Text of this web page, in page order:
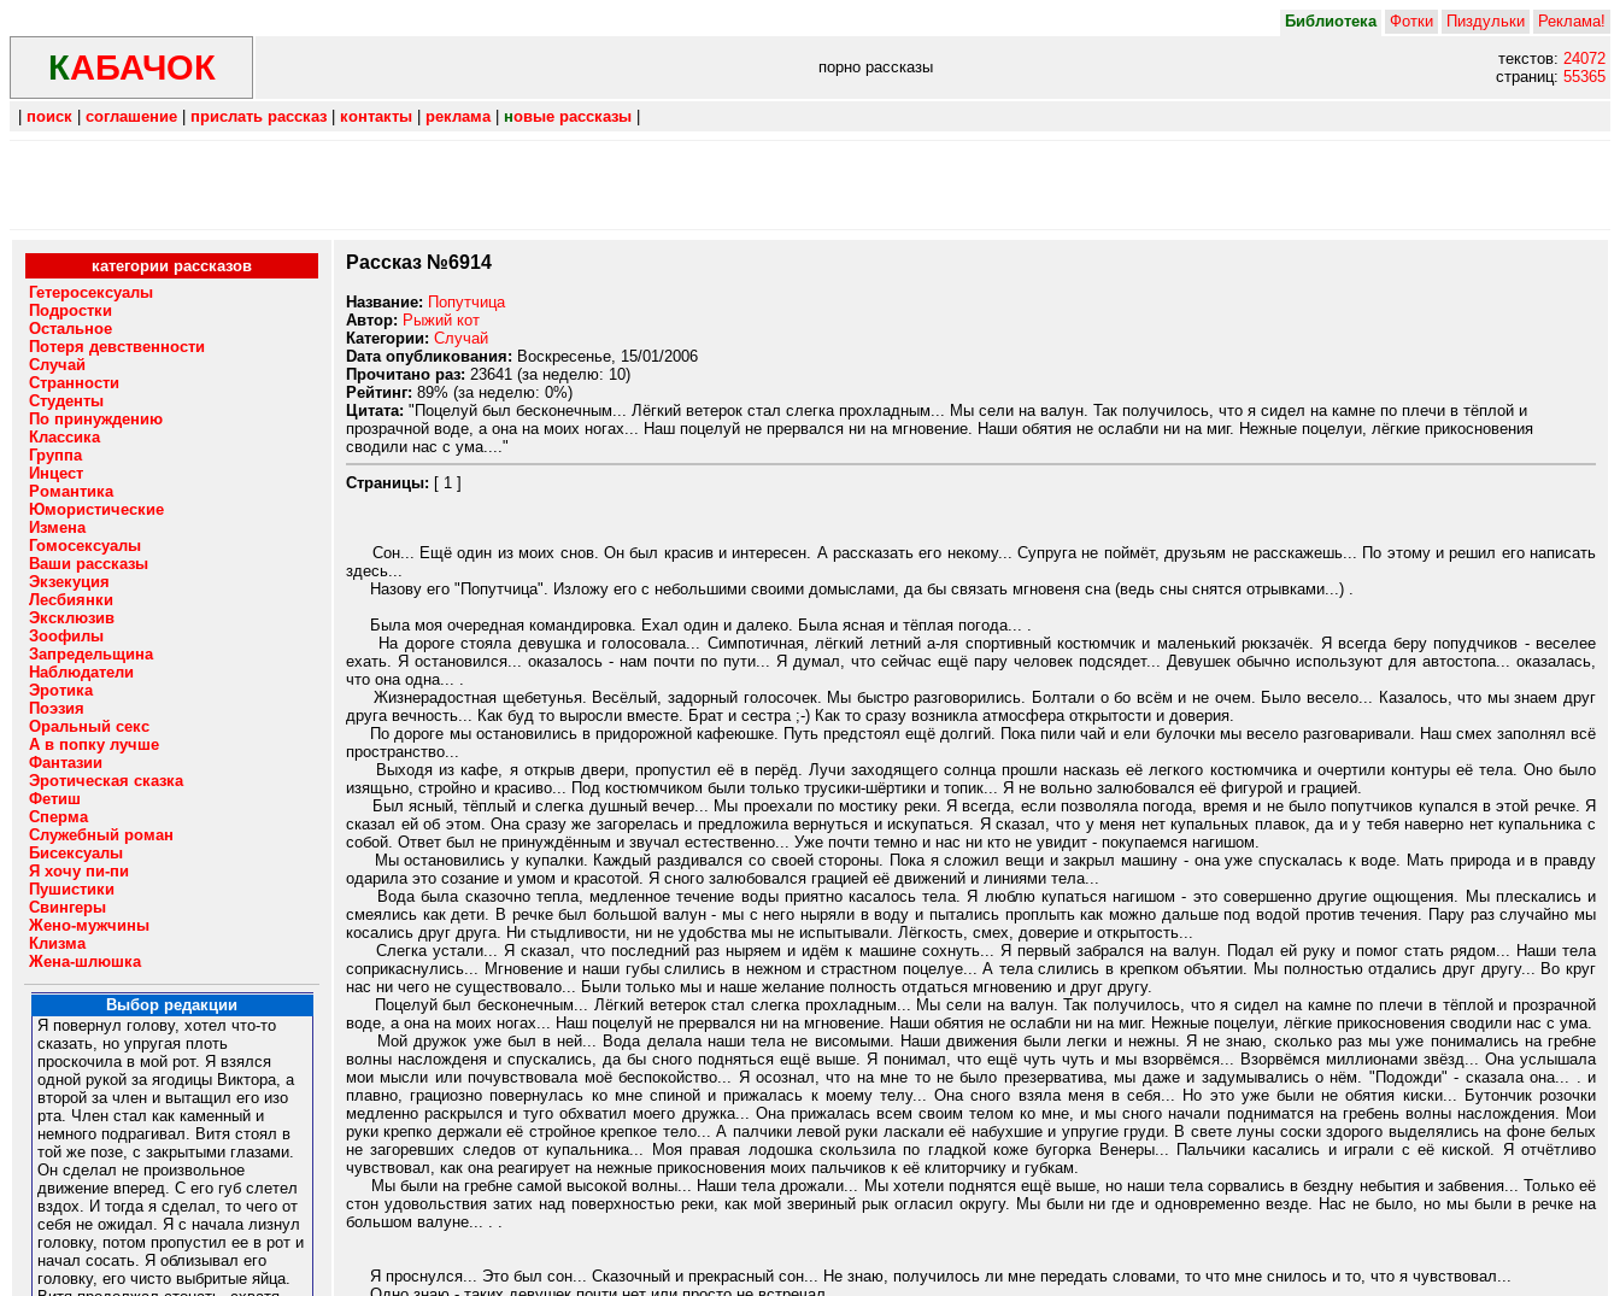
Библиотека Фотки Пиздульки Реклама!
КАБАЧОК порно рассказы текстов: 24072
страниц: 55365
поиск соглашение прислать рассказ контакты реклама| новые рассказы
категории рассказов
Гетеросексуалы
Подростки
Остальное
Потеря девственности
Случай
Странности
Студенты
По принуждению
Классика
Группа
Инцест
Романтика
Юмористические
Измена
Гомосексуалы
Ваши рассказы
Экзекуция
Лесбиянки
Эксклюзив
Зоофилы
Запредельщина
Наблюдатели
Эротика
Поэзия
Оральный секс
А в попку лучше
Фантазии
Эротическая сказка
Фетиш
Сперма
Служебный роман
Бисексуалы
Я хочу пи-пи
Пушистики
Свингеры
Жено-мужчины
Клизма
Жена-шлюшка
Выбор редакции
Я повернул голову, хотел что-то
сказать, но упругая плоть
проскочила в мой рот. Я взялся
одной рукой за ягодицы Виктора, а
второй за член и вытащил его изо
рта. Член стал как каменный и
немного подрагивал. Витя стоял в
той же позе, с закрытыми глазами.
Он сделал не произвольное
движение вперед. С его губ слетел
вздох. И тогда я сделал, то чего от
себя не ожидал. Я с начала лизнул
головку, потом пропустил ее в рот и
начал сосать. Я облизывал его
головку, его чисто выбритые яйца.
Рассказ №6914
Название: Попутчица
Автор: Рыжий кот
Категории: Случай
Dата опубликования: Воскресенье, 15/01/2006
Прочитано раз: 23641 (за неделю: 10)
Рейтинг: 89% (за неделю: 0%)
Цитата: "Поцелуй был бесконечным... Лёгкий ветерок стал слегка прохладным... Мы сели на валун. Так получилось, что я сидел на камне по плечи в тёплой и
прозрачной воде, а она на моих ногах... Наш поцелуй не прервался ни на мгновение. Наши обятия не ослабли ни на миг. Нежные поцелуи, лёгкие прикосновения
сводили нас с ума...."
Страницы: [ 1 ]
Сон... Ещё один из моих снов. Он был красив и интересен. А рассказать его некому... Супруга не поймёт, друзьям не расскажешь... По этому и решил его написать
здесь...
Назову его "Попутчица". Изложу его с небольшими своими домыслами, да бы связать мгновеня сна (ведь сны снятся отрывками...) .
Была моя очередная командировка. Ехал один и далеко. Была ясная и тёплая погода... .
На дороге стояла девушка и голосовала... Симпотичная, лёгкий летний а-ля спортивный костюмчик и маленький рюкзачёк. Я всегда беру попудчиков - веселее
ехать. Я остановился... оказалось - нам почти по пути... Я думал, что сейчас ещё пару человек подсядет... Девушек обычно используют для автостопа... оказалась,
что она одна... .
Жизнерадостная щебетунья. Весёлый, задорный голосочек. Мы быстро разговорились. Болтали о бо всём и не очем. Было весело... Казалось, что мы знаем друг
друга вечность... Как буд то выросли вместе. Брат и сестра ;-) Как то сразу возникла атмосфера открытости и доверия.
По дороге мы остановились в придорожной кафеюшке. Путь предстоял ещё долгий. Пока пили чай и ели булочки мы весело разговаривали. Наш смех заполнял всё
пространство...
Выходя из кафе, я открыв двери, пропустил её в перёд. Лучи заходящего солнца прошли насказь её легкого костюмчика и очертили контуры её тела. Оно было
изящьно, стройно и красиво... Под костюмчиком были только трусики-шёртики и топик... Я не вольно залюбовался её фигурой и грацией.
Был ясный, тёплый и слегка душный вечер... Мы проехали по мостику реки. Я всегда, если позволяла погода, время и не было попутчиков купался в этой речке. Я
сказал ей об этом. Она сразу же загорелась и предложила вернуться и искупаться. Я сказал, что у меня нет купальных плавок, да и у тебя наверно нет купальника с
собой. Ответ был не принуждённым и звучал естественно... Уже почти темно и нас ни кто не увидит - покупаемся нагишом.
Мы остановились у купалки. Каждый раздивался со своей стороны. Пока я сложил вещи и закрыл машину - она уже спускалась к воде. Мать природа и в правду
одарила это созание и умом и красотой. Я сного залюбовался грацией её движений и линиями тела...
Вода была сказочно тепла, медленное течение воды приятно касалось тела. Я люблю купаться нагишом - это совершенно другие ощющения. Мы плескались и
смеялись как дети. В речке был большой валун - мы с него ныряли в воду и пытались проплыть как можно дальше под водой против течения. Пару раз случайно мы
косались друг друга. Ни стыдливости, ни не удобства мы не испытывали. Лёгкость, смех, доверие и открытость...
Слегка устали... Я сказал, что последний раз ныряем и идём к машине сохнуть... Я первый забрался на валун. Подал ей руку и помог стать рядом... Наши тела
соприкаснулись... Мгновение и наши губы слились в нежном и страстном поцелуе... А тела слились в крепком объятии. Мы полностью отдались друг другу... Во круг
нас ни чего не существовало... Были только мы и наше желание полность отдаться мгновению и друг другу.
Поцелуй был бесконечным... Лёгкий ветерок стал слегка прохладным... Мы сели на валун. Так получилось, что я сидел на камне по плечи в тёплой и прозрачной
воде, а она на моих ногах... Наш поцелуй не прервался ни на мгновение. Наши обятия не ослабли ни на миг. Нежные поцелуи, лёгкие прикосновения сводили нас с ума.
Мой дружок уже был в ней... Вода делала наши тела не висомыми. Наши движения были легки и нежны. Я не знаю, сколько раз мы уже понимались на гребне
волны насложденя и спускались, да бы сного подняться ещё выше. Я понимал, что ещё чуть чуть и мы взорвёмся... Взорвёмся миллионами звёзд... Она услышала
мои мысли или почувствовала моё беспокойство... Я осознал, что на мне то не было презерватива, мы даже и задумывались о нём. "Подожди" - сказала она... . и
плавно, грациозно повернулась ко мне спиной и прижалась к моему телу... Она сного взяла меня в себя... Но это уже были не обятия киски... Бутончик розочки
медленно раскрылся и туго обхватил моего дружка... Она прижалась всем своим телом ко мне, и мы сного начали подниматся на гребень волны наслождения. Мои
руки крепко держали её стройное крепкое тело... А палчики левой руки ласкали её набухшие и упругие груди. В свете луны соски здорого выделялись на фоне белых
не загоревших следов от купальника... Моя правая лодошка скользила по гладкой коже бугорка Венеры... Пальчики касались и играли с её киской. Я отчётливо
чувствовал, как она реагирует на нежные прикосновения моих пальчиков к её клиторчику и губкам.
Мы были на гребне самой высокой волны... Наши тела дрожали... Мы хотели поднятся ещё выше, но наши тела сорвались в бездну небытия и забвения... Только её
стон удовольствия затих над поверхностью реки, как мой звериный рык огласил округу. Мы были ни где и одновременно везде. Нас не было, но мы были в речке на
большом валуне... . .
Я проснулся... Это был сон... Сказочный и прекрасный сон... Не знаю, получилось ли мне передать словами, то что мне снилось и то, что я чувствовал...